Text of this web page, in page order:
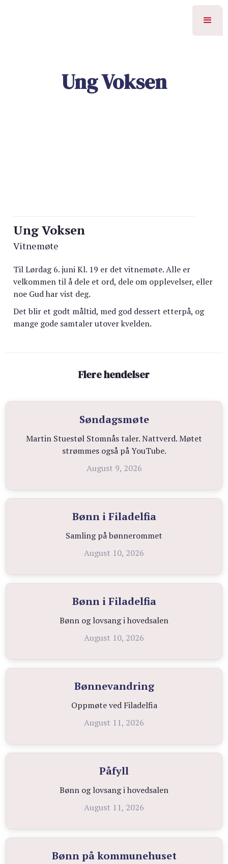
Ung Voksen
Ung Voksen
Vitnemøte
Til Lørdag 6. juni Kl. 19 er det vitnemøte. Alle er
velkommen til å dele et ord, dele om opplevelser, eller
noe Gud har vist deg.
Det blir et godt måltid, med god dessert etterpå, og
mange gode samtaler utover kvelden.
Flere hendelser
Søndagsmøte
Martin Stuestøl Stomnås taler. Nattverd. Møtet
strømmes også på YouTube.
August 9, 2026
Bønn i Filadelfia
Samling på bønnerommet
August 10, 2026
Bønn i Filadelfia
Bønn og lovsang i hovedsalen
August 10, 2026
Bønnevandring
Oppmøte ved Filadelfia
August 11, 2026
Påfyll
Bønn og lovsang i hovedsalen
August 11, 2026
Bønn på kommunehuset